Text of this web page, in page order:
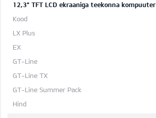
12,3" TFT LCD ekraaniga teekonna kompuuter